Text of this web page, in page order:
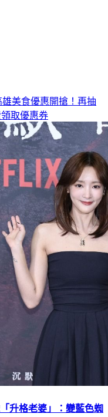
雄美食優惠開搶！再抽
取優惠券
升格老婆」：變藍色蜘